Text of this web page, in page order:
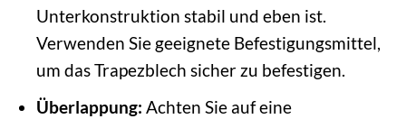
Unterkonstruktion stabil und eben ist.
Verwenden Sie geeignete Befestigungsmittel,
um das Trapezblech sicher zu befestigen.
Überlappung: Achten Sie auf eine